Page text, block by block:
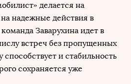
делается на
надежные действия в
Заварухина идет в
встреч без пропущенных
и стабильность
сохраняется уже